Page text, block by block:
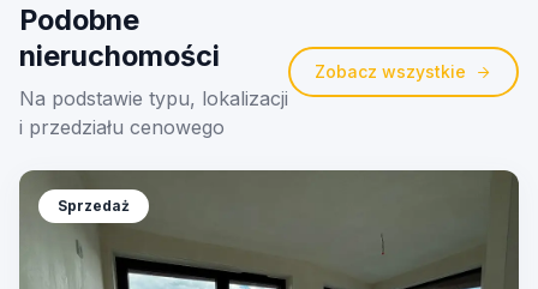
Podobne
nieruchomości
Na podstawie typu, lokalizacji
i przedziału cenowego
Zobacz wszystkie
Sprzedaż